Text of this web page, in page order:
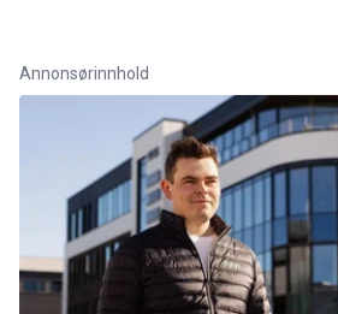
Annonsørinnhold